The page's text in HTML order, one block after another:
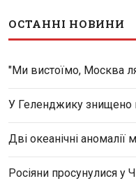
ОСТАННІ НОВИНИ
"Ми вистоїмо, Москва
У Геленджику знищено
Дві океанічні аномалії
Росіяни просунулися у